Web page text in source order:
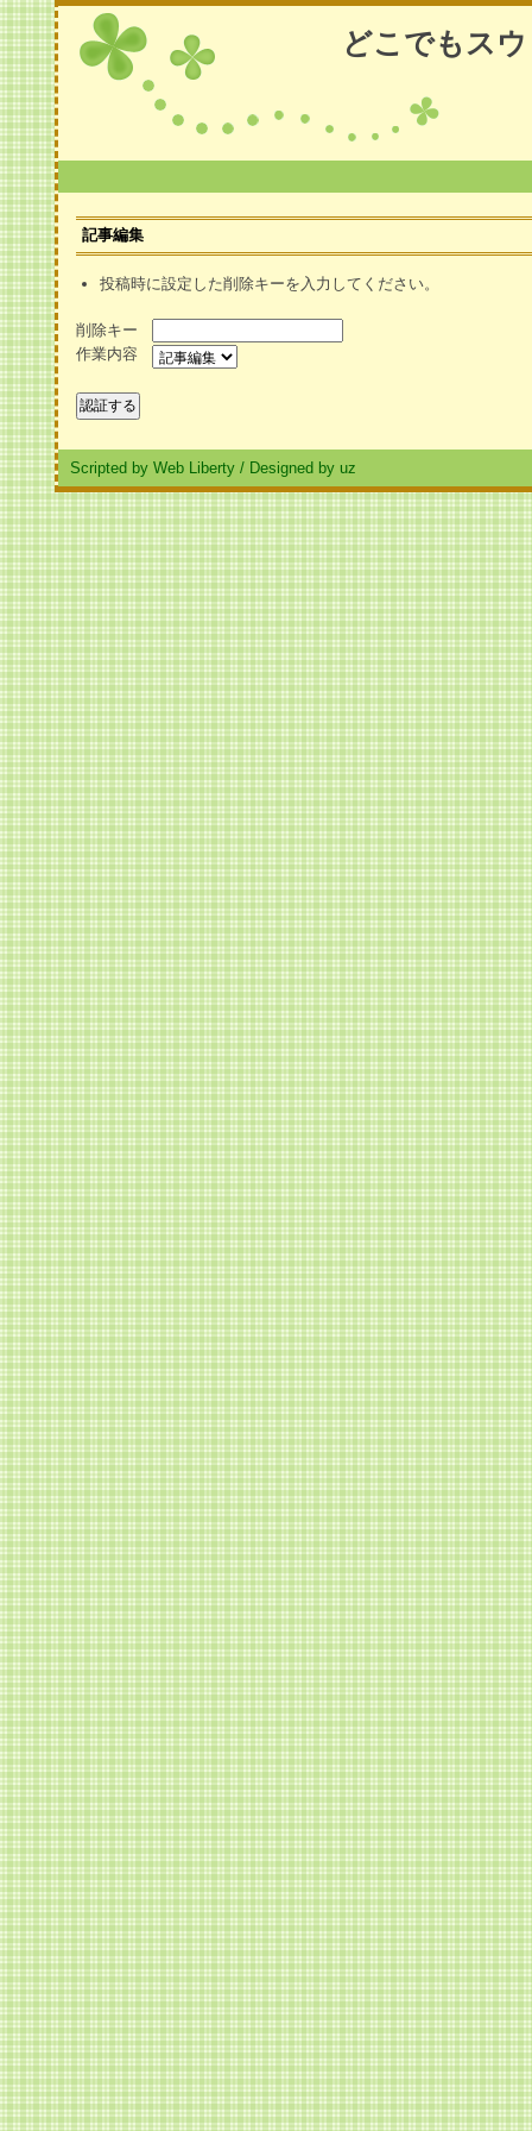
どこでもス
記事編集
投稿時に設定した削除キーを入力してください。
削除キー
作業内容
Scripted by Web Liberty / Designed by uz